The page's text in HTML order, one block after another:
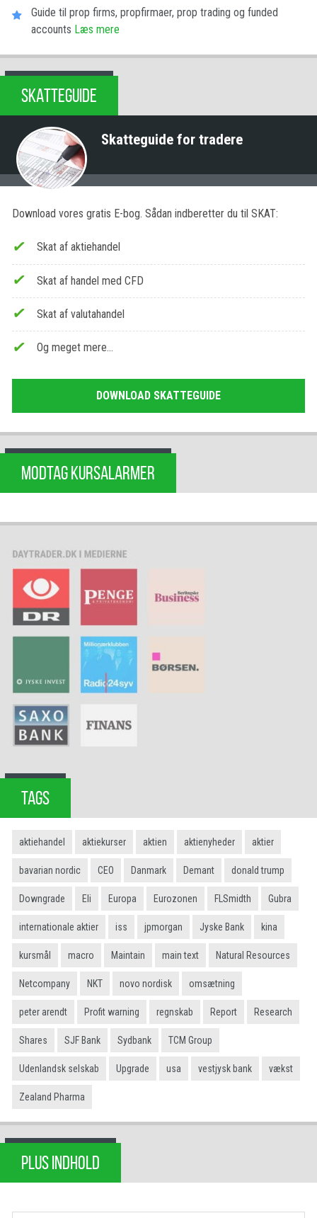
Guide til prop firms, propfirmaer, prop trading og funded
accounts Læs mere
SKATTEGUIDE
Skatteguide for tradere
Download vores gratis E-bog. Sådan indberetter du til SKAT:
Skat af aktiehandel
Skat af handel med CFD
Skat af valutahandel
Og meget mere…
DOWNLOAD SKATTEGUIDE
MODTAG KURSALARMER
TAGS
aktiehandel aktiekurser aktien aktienyheder aktier
bavarian nordic CEO Danmark Demant donald trump
Downgrade Eli Europa Eurozonen FLSmidth Gubra
internationale aktier iss jpmorgan Jyske Bank kina
kursmål macro Maintain main text Natural Resources
Netcompany NKT novo nordisk omsætning
peter arendt Profit warning regnskab Report Research
Shares SJF Bank Sydbank TCM Group
Udenlandsk selskab Upgrade usa vestjysk bank vækst
Zealand Pharma
PLUS INDHOLD